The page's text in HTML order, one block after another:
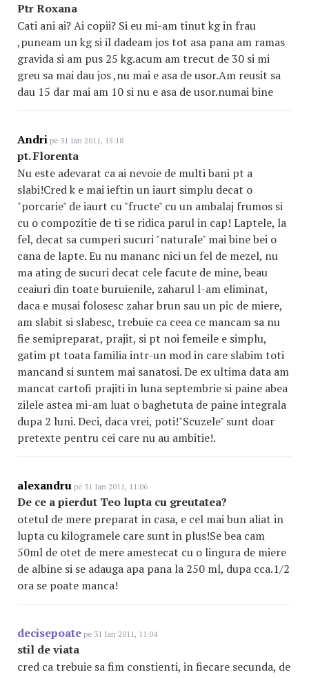
Ptr Roxana
Cati ani ai? Ai copii? Si eu mi-am tinut kg in frau
,puneam un kg si il dadeam jos tot asa pana am ramas
gravida si am pus 25 kg.acum am trecut de 30 si mi
greu sa mai dau jos ,nu mai e asa de usor.Am reusit sa
dau 15 dar mai am 10 si nu e asa de usor.numai bine
Andri pe 31 Ian 2011, 15:18
pt. Florenta
Nu este adevarat ca ai nevoie de multi bani pt a
slabi!Cred k e mai ieftin un iaurt simplu decat o
"porcarie" de iaurt cu "fructe" cu un ambalaj frumos si
cu o compozitie de ti se ridica parul in cap! Laptele, la
fel, decat sa cumperi sucuri "naturale" mai bine bei o
cana de lapte. Eu nu mananc nici un fel de mezel, nu
ma ating de sucuri decat cele facute de mine, beau
ceaiuri din toate buruienile, zaharul l-am eliminat,
daca e musai folosesc zahar brun sau un pic de miere,
am slabit si slabesc, trebuie ca ceea ce mancam sa nu
fie semipreparat, prajit, si pt noi femeile e simplu,
gatim pt toata familia intr-un mod in care slabim toti
mancand si suntem mai sanatosi. De ex ultima data am
mancat cartofi prajiti in luna septembrie si paine abea
zilele astea mi-am luat o baghetuta de paine integrala
dupa 2 luni. Deci, daca vrei, poti!"Scuzele" sunt doar
pretexte pentru cei care nu au ambitie!.
alexandru pe 31 Ian 2011, 11:06
De ce a pierdut Teo lupta cu greutatea?
otetul de mere preparat in casa, e cel mai bun aliat in
lupta cu kilogramele care sunt in plus!Se bea cam
50ml de otet de mere amestecat cu o lingura de miere
de albine si se adauga apa pana la 250 ml, dupa cca.1/2
ora se poate manca!
decisepoate pe 31 Ian 2011, 11:04
stil de viata
cred ca trebuie sa fim constienti, in fiecare secunda, de